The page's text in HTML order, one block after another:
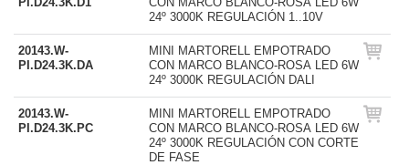
24º 3000K REGULACIÓN 1..10V
20143.W-
PI.D24.3K.DA
MINI MARTORELL EMPOTRADO
CON MARCO BLANCO-ROSA LED 6W
24º 3000K REGULACIÓN DALI
20143.W-
PI.D24.3K.PC
MINI MARTORELL EMPOTRADO
CON MARCO BLANCO-ROSA LED 6W
24º 3000K REGULACIÓN CON CORTE
DE FASE